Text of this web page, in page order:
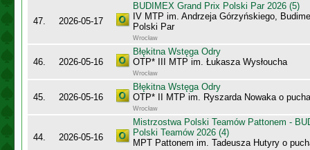
47. 2026-05-17
BUDIMEX Grand Prix Polski Par 2026 (5)
IV MTP im. Andrzeja Górzyńskiego,
Polski Par
Wrocław
46. 2026-05-16
Błękitna Wstęga Odry
OTP* III MTP im. Łukasza Wysłoucha
Wrocław
45. 2026-05-16
Błękitna Wstęga Odry
OTP* II MTP im. Ryszarda Nowaka o
Wrocław
44. 2026-05-16
Mistrzostwa Polski Teamów Pattonem -
Polski Teamów 2026 (4)
MPT Pattonem im. Tadeusza Hutyry o